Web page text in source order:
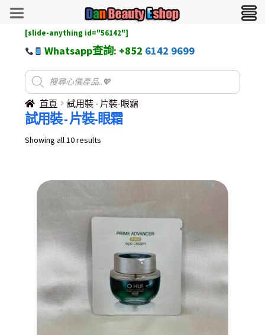
[slide-anything id="56142"]
Whatsapp查詢: +852 6142 9699
首頁 試用裝 - 片裝-眼霜
試用裝 - 片裝-眼霜
Showing all 10 resultsSorted